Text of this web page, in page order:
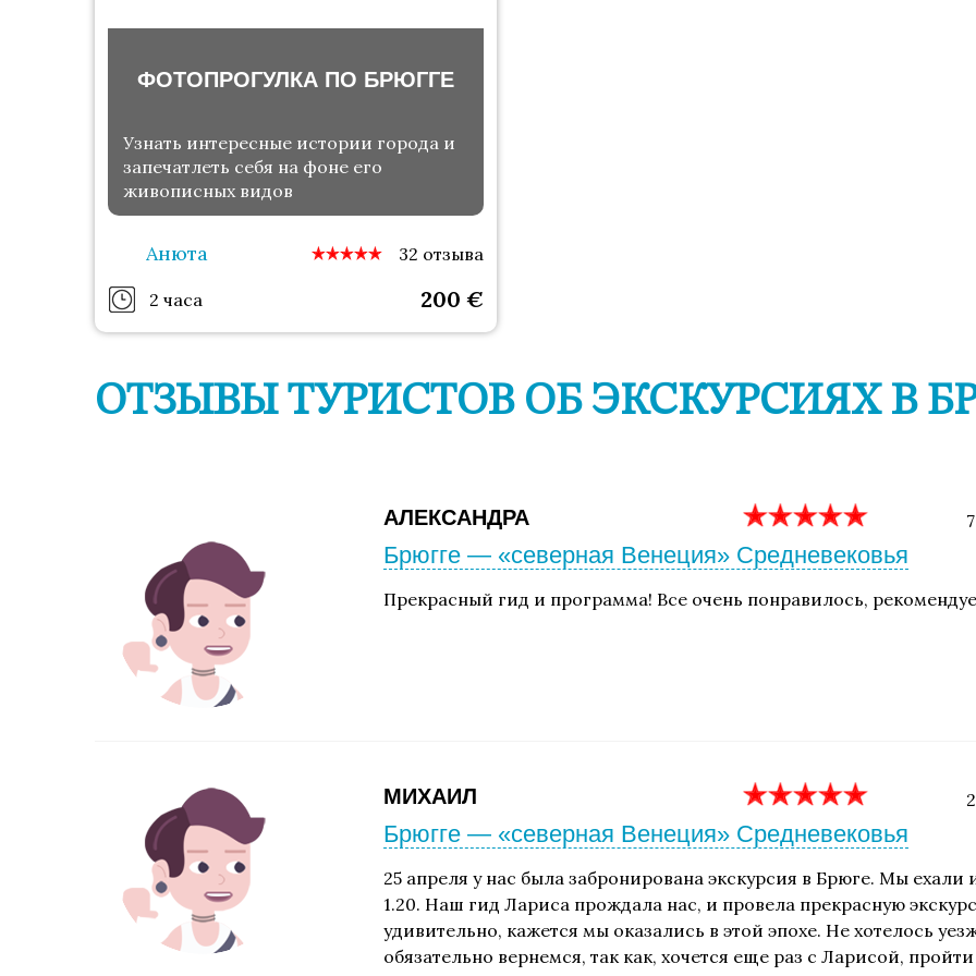
ФОТОПРОГУЛКА ПО БРЮГГЕ
Узнать интересные истории города и
запечатлеть себя на фоне его
живописных видов
Анюта 32 отзыва
2 часа 200 €
ОТЗЫВЫ ТУРИСТОВ ОБ ЭКСКУРСИЯХ В
АЛЕКСАНДРА
Брюгге — «северная Венеция» Средневековья
Прекрасный гид и программа! Все очень понравилось,
МИХАИЛ
Брюгге — «северная Венеция» Средневековья
25 апреля у нас была забронирована экскурсия в Брюге. Мы
1.20. Наш гид Лариса прождала нас, и провела прекрасную
удивительно, кажется мы оказались в этой эпохе. Не хотелось
обязательно вернемся, так как, хочется еще раз с Ларисой,